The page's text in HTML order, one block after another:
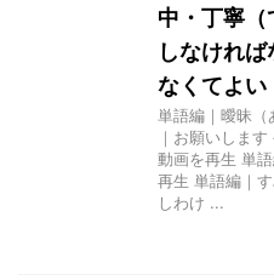
中・丁寧
しなけれ
なくてよい
単語編｜曖昧
｜お願いしま
動画を再生 単
再生 単語編｜
しわけ ...